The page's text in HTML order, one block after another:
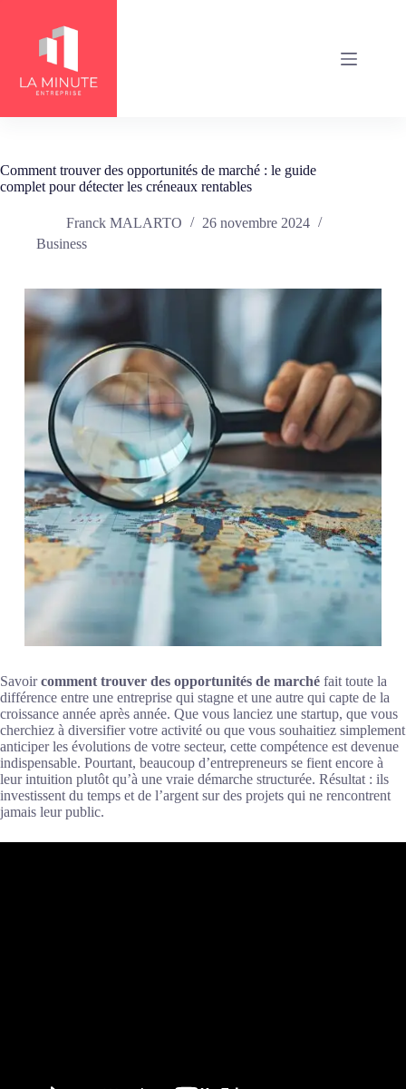
contenu
Comment trouver des opportunités de marché : le guide
complet pour détecter les créneaux rentables
Franck MALARTO
26 novembre 2024
Business
Savoircomment trouver des opportunités de marché fait toute la
différence entre une entreprise qui stagne et une autre qui capte de la
croissance année après année. Que vous lanciez une startup, que vous
cherchiez à diversifier votre activité ou que vous souhaitiez simplement
anticiper les évolutions de votre secteur, cette compétence est devenue
indispensable. Pourtant, beaucoup d’entrepreneurs se fient encore à
leur intuition plutôt qu’à une vraie démarche structurée. Résultat : ils
investissent du temps et de l’argent sur des projets qui ne rencontrent
jamais leur public.